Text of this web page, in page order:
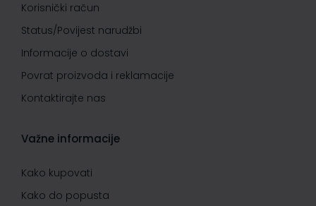
Korisnički račun
Status/Povijest narudžbi
Informacije o dostavi
Povrat proizvoda i reklamacije
Kontaktirajte nas
Važne informacije
Kako kupovati
Kako do popusta